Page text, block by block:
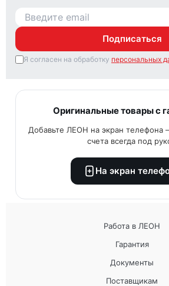
Подписаться
Я согласен на обработку персональных
Оригинальные товары с
Добавьте ЛЕОН на экран телефона
счета всегда под
На экран
Работа в ЛЕОН
Гарантия
Документы
Поставщикам